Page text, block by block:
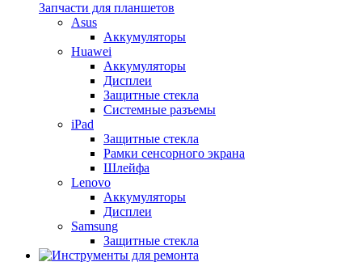
Запчасти для планшетов
Asus
Аккумуляторы
Huawei
Аккумуляторы
Дисплеи
Защитные стекла
Системные разъемы
iPad
Защитные стекла
Рамки сенсорного экрана
Шлейфа
Lenovo
Аккумуляторы
Дисплеи
Samsung
Защитные стекла